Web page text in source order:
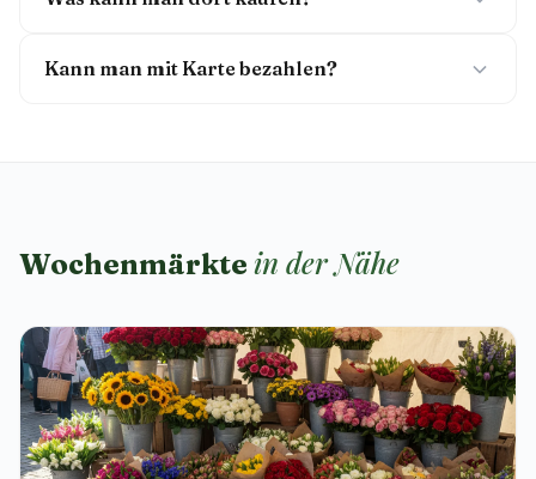
Kann man mit Karte bezahlen?
Wochenmärkte in der Nähe